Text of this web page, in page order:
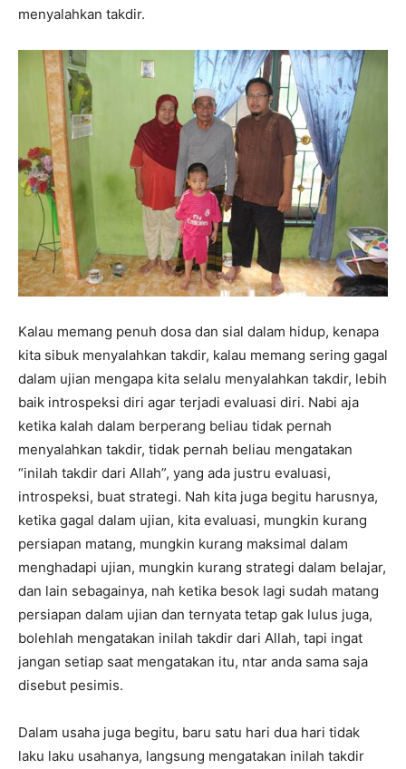
menyalahkan takdir.
Kalau memang penuh dosa dan sial dalam hidup, kenapa
kita sibuk menyalahkan takdir, kalau memang sering gagal
dalam ujian mengapa kita selalu menyalahkan takdir, lebih
baik introspeksi diri agar terjadi evaluasi diri. Nabi aja
ketika kalah dalam berperang beliau tidak pernah
menyalahkan takdir, tidak pernah beliau mengatakan
“inilah takdir dari Allah”, yang ada justru evaluasi,
introspeksi, buat strategi. Nah kita juga begitu harusnya,
ketika gagal dalam ujian, kita evaluasi, mungkin kurang
persiapan matang, mungkin kurang maksimal dalam
menghadapi ujian, mungkin kurang strategi dalam belajar,
dan lain sebagainya, nah ketika besok lagi sudah matang
persiapan dalam ujian dan ternyata tetap gak lulus juga,
bolehlah mengatakan inilah takdir dari Allah, tapi ingat
jangan setiap saat mengatakan itu, ntar anda sama saja
disebut pesimis.
Dalam usaha juga begitu, baru satu hari dua hari tidak
laku laku usahanya, langsung mengatakan inilah takdir